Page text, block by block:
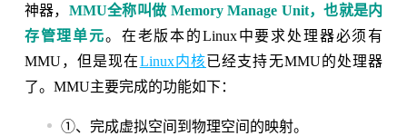
神器， MMU全称叫做 Memory Manage Unit，也就是内
存管理单元。在老版本的Linux中要求处理器必须有
MMU，但是现在Linux内核已经支持无MMU的处理器
了。MMU主要完成的功能如下：
①、完成虚拟空间到物理空间的映射。